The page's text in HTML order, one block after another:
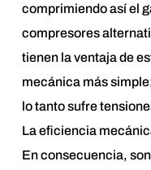
comprimiendo así el
compresores
tienen la ventaja de
mecánica más
lo tanto sufre
La eficiencia
En consecuencia,